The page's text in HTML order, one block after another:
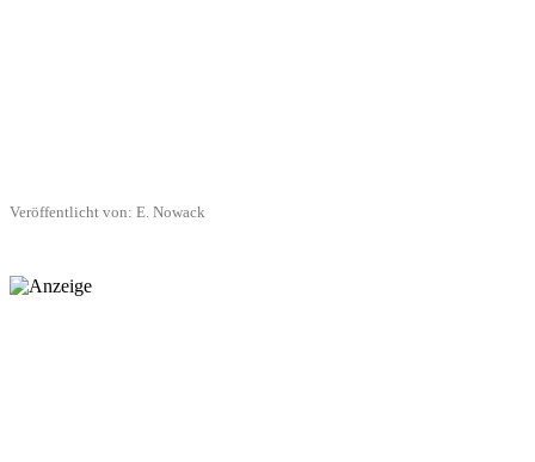
Veröffentlicht von: E. Nowack